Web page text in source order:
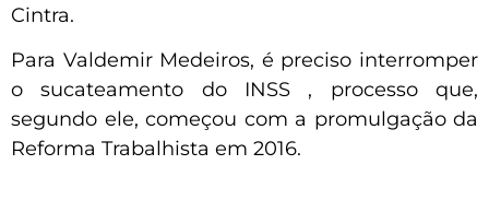
Cintra.
Para Valdemir Medeiros, é preciso interromper
o sucateamento do INSS , processo que,
segundo ele, começou com a promulgação da
Reforma Trabalhista em 2016.